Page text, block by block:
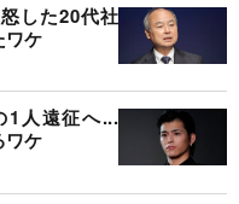
した20代社
ワケ
1人遠征へ...
ワケ